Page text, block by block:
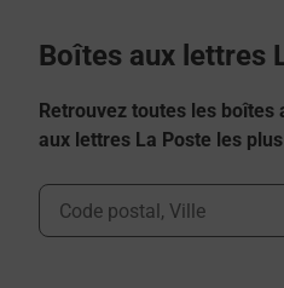
Boîtes aux lettres
Retrouvez toutes les
aux lettres La Poste les
Ville, Département, Code